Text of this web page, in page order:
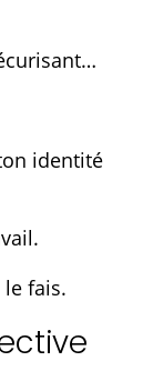
identité
fais.